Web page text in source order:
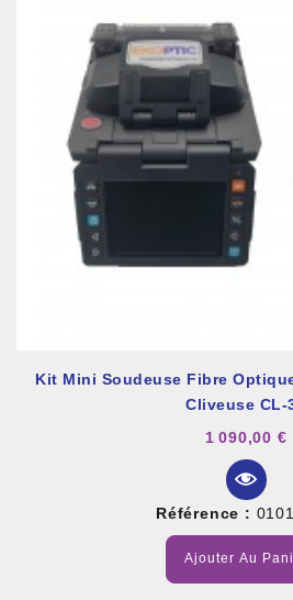
Kit Mini Soudeuse Fibre
Cliveuse CL-
1 090,00 €
Référence :
Ajouter Au